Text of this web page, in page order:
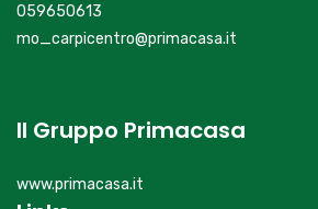
Contatti
ALF Real Estate S.R.L.S.